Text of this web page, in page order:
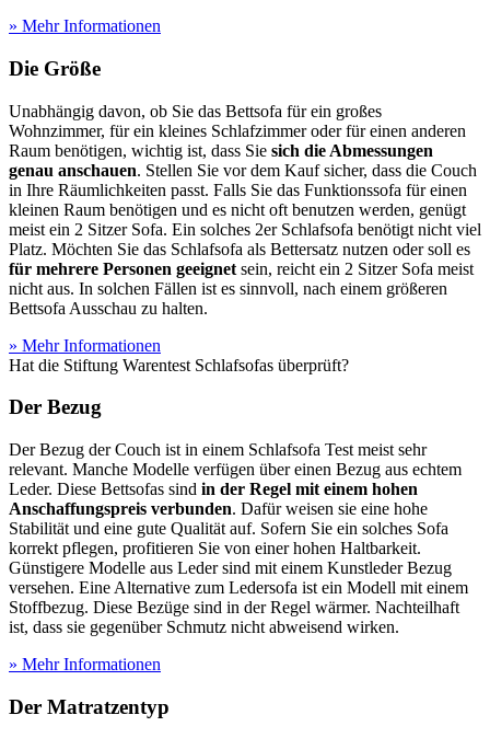
» Mehr Informationen
Die Größe
Unabhängig davon, ob Sie das Bettsofa für ein großes
Wohnzimmer, für ein kleines Schlafzimmer oder für einen anderen
Raum benötigen, wichtig ist, dass Sie sich die Abmessungen
genau anschauen. Stellen Sie vor dem Kauf sicher, dass die Couch
in Ihre Räumlichkeiten passt. Falls Sie das Funktionssofa für einen
kleinen Raum benötigen und es nicht oft benutzen werden, genügt
meist ein 2 Sitzer Sofa. Ein solches 2er Schlafsofa benötigt nicht viel
Platz. Möchten Sie das Schlafsofa als Bettersatz nutzen oder soll es
für mehrere Personen geeignet sein, reicht ein 2 Sitzer Sofa meist
nicht aus. In solchen Fällen ist es sinnvoll, nach einem größeren
Bettsofa Ausschau zu halten.
» Mehr Informationen
Hat die Stiftung Warentest Schlafsofas überprüft?
Der Bezug
Der Bezug der Couch ist in einem Schlafsofa Test meist sehr
relevant. Manche Modelle verfügen über einen Bezug aus echtem
Leder. Diese Bettsofas sind in der Regel mit einem hohen
Anschaffungspreis verbunden. Dafür weisen sie eine hohe
Stabilität und eine gute Qualität auf. Sofern Sie ein solches Sofa
korrekt pflegen, profitieren Sie von einer hohen Haltbarkeit.
Günstigere Modelle aus Leder sind mit einem Kunstleder Bezug
versehen. Eine Alternative zum Ledersofa ist ein Modell mit einem
Stoffbezug. Diese Bezüge sind in der Regel wärmer. Nachteilhaft
ist, dass sie gegenüber Schmutz nicht abweisend wirken.
» Mehr Informationen
Der Matratzentyp